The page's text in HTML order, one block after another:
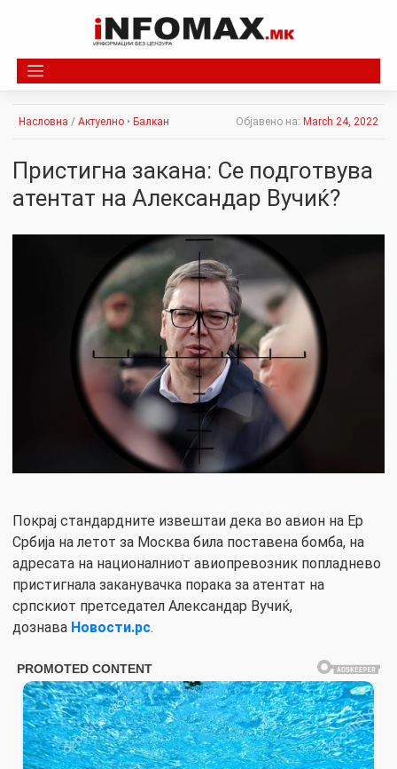
Насловна / Актуелно • Балкан Објавено на: March 24, 2022
Пристигна закана: Се подготвува
атентат на Александар Вучиќ?
Покрај стандардните извештаи дека во авион на Ер
Србија на летот за Москва била поставена бомба, на
адресата на националниот авиопревозник попладнево
пристигнала заканувачка порака за атентат на
српскиот претседател Александар Вучиќ,
дознава Новости.рс.